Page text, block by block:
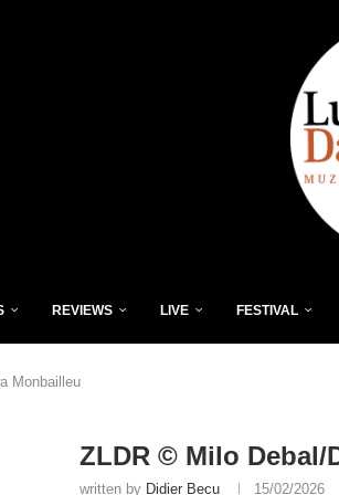
REVIEWS LIVE FESTIVAL
Monbailleu
ZLDR © Milo Debal/
written by Didier Becu 15/02/2026